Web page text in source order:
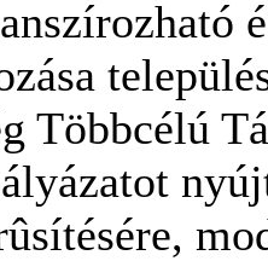
Többcélú